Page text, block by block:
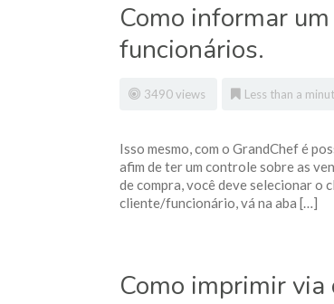
Como informar
funcionários.
3490 views Less than a
Isso mesmo, com o GrandChef é
afim de ter um controle sobre as
de compra, você deve selecionar
cliente/funcionário, vá na aba […]
Como imprimir